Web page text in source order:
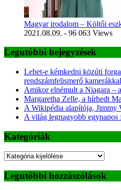
Magyar irodalom – Költői
2021.08.09. - 96 063 Views
Legutóbbi bejegyzések
Lehet-e kémkedni közúti
rendszámfelismerő
Amikor elnémult a Niagara –
Margaretha Zelle, a hírhedt
A Wikipédia alapítója, Jimmy
A világ legnagyobb egynapos
Kategóriák
Kategóriák
Legutóbbi hozzászólások